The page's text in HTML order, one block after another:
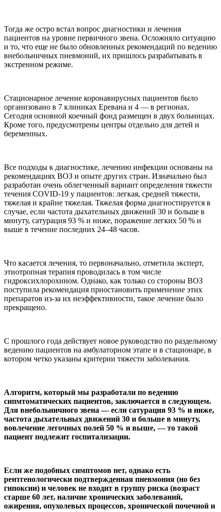
Тогда же остро встал вопрос диагностики и лечения
пациентов на уровне первичного звена. Осложняло ситуацию
и то, что еще не было обновленных рекомендаций по ведению
внебольничных пневмоний, их пришлось разрабатывать в
экстренном режиме.
Стационарное лечение коронавирусных пациентов было
организовано в 7 клиниках Еревана и 4 — в регионах.
Сегодня основной коечный фонд размещен в двух больницах.
Кроме того, предусмотрены центры отдельно для детей и
беременных.
Все подходы к диагностике, лечению инфекции основаны на
рекомендациях ВОЗ и опыте других стран. Изначально был
разработан очень облегченный вариант определения тяжести
течения COVID-19 у пациентов: легкая, средней тяжести,
тяжелая и крайне тяжелая. Тяжелая форма диагностируется в
случае, если частота дыхательных движений 30 и больше в
минуту, сатурация 93 % и ниже, поражение легких 50 % и
выше в течение последних 24–48 часов.
Что касается лечения, то первоначально, отметила эксперт,
этиотропная терапия проводилась в том числе
гидроксихлорохином. Однако, как только со стороны ВОЗ
поступила рекомендация приостановить применение этих
препаратов из-за их неэффективности, такое лечение было
прекращено.
С прошлого года действует новое руководство по раздельному
ведению пациентов на амбулаторном этапе и в стационаре, в
котором четко указаны критерии тяжести заболевания.
Алгоритм, который мы разработали по ведению
сипмтоматических пациентов, заключается в следующем.
Для внебольничного звена — если сатурация 93 % и ниже,
частота дыхательных движений 30 и больше в минуту,
вовлечение легочных полей 50 % и выше, — то такой
пациент подлежит госпитализации.
Если же подобных симптомов нет, однако есть
рентгенологически подтвержденная пневмония (но без
гипоксии) и человек не входит в группу риска (возраст
старше 60 лет, наличие хронических заболеваний,
ожирения, опухолевых процессов, хронической почечной и